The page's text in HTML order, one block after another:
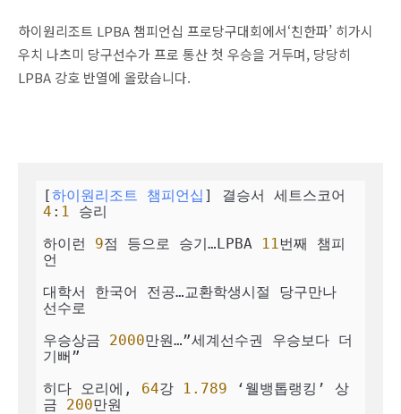
하이원리조트 LPBA 챔피언십 프로당구대회에서‘친한파’ 히가시
우치 나츠미 당구선수가 프로 통산 첫 우승을 거두며, 당당히
LPBA 강호 반열에 올랐습니다.
[하이원리조트 챔피언십
4 : 1 승리
하이런 9점 등으로 승기…LPBA 11번째 챔피
언
대학서 한국어 전공…교환학생시절 당구만나
선수로
우승상금 2000만원…”세계선수권 우승보다 더
기뻐”
히다 오리에, 64강 1.789 ‘웰뱅톱랭킹’ 상
금 200